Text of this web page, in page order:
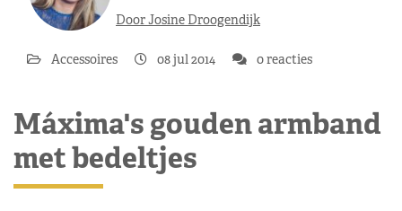
Door Josine Droogendijk
Accessoires 08 jul 2014 0 reacties
Máxima's gouden armband
met bedeltjes